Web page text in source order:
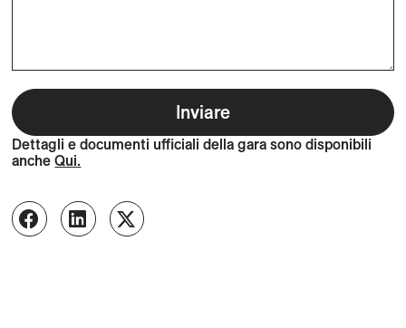
Inviare
Dettagli e documenti ufficiali della gara sono disponibili
ancheQui.